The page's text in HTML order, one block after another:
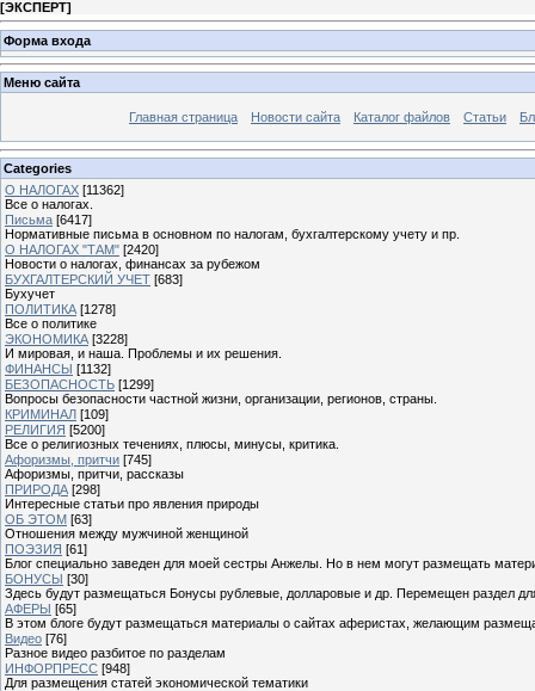
[ЭКСПЕРТ]
Форма входа
Меню сайта
Главная страница Новости сайта Каталог файлов Статьи
Categories
О НАЛОГАХ [11362]
Все о налогах.
Письма [6417]
Нормативные письма в основном по налогам, бухгалтерскому учету и пр.
О НАЛОГАХ "ТАМ" [2420]
Новости о налогах, финансах за рубежом
БУХГАЛТЕРСКИЙ УЧЕТ [683]
Бухучет
ПОЛИТИКА [1278]
Все о политике
ЭКОНОМИКА [3228]
И мировая, и наша. Проблемы и их решения.
ФИНАНСЫ [1132]
БЕЗОПАСНОСТЬ [1299]
Вопросы безопасности частной жизни, организации, регионов, страны.
КРИМИНАЛ [109]
РЕЛИГИЯ [5200]
Все о религиозных течениях, плюсы, минусы, критика.
Афоризмы, притчи [745]
Афоризмы, притчи, рассказы
ПРИРОДА [298]
Интересные статьи про явления природы
ОБ ЭТОМ [63]
Отношения между мужчиной женщиной
ПОЭЗИЯ [61]
Блог специально заведен для моей сестры Анжелы. Но в нем могут размещать
БОНУСЫ [30]
Здесь будут размещаться Бонусы рублевые, долларовые и др. Перемещен раздел
АФЕРЫ [65]
В этом блоге будут размещаться материалы о сайтах аферистах, желающим
Видео [76]
Разное видео разбитое по разделам
ИНФОРПРЕСС [948]
Для размещения статей экономической тематики